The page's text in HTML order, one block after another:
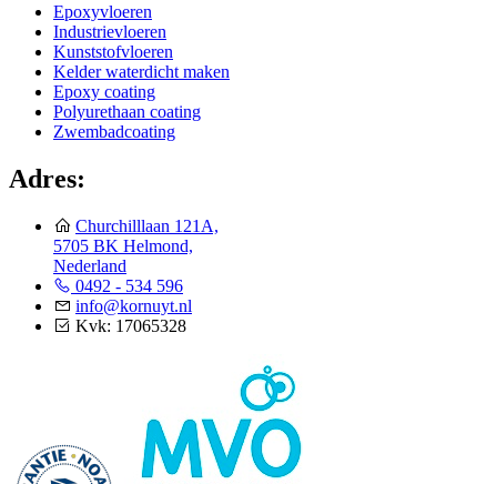
Epoxyvloeren
Industrievloeren
Kunststofvloeren
Kelder waterdicht maken
Epoxy coating
Polyurethaan coating
Zwembadcoating
Adres:
Churchilllaan 121A,
5705 BK Helmond,
Nederland
0492 - 534 596
info@kornuyt.nl
Kvk: 17065328